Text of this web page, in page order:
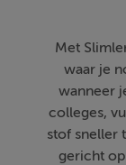
Met
waar je
wanneer
colleges,
stof sneller
gericht